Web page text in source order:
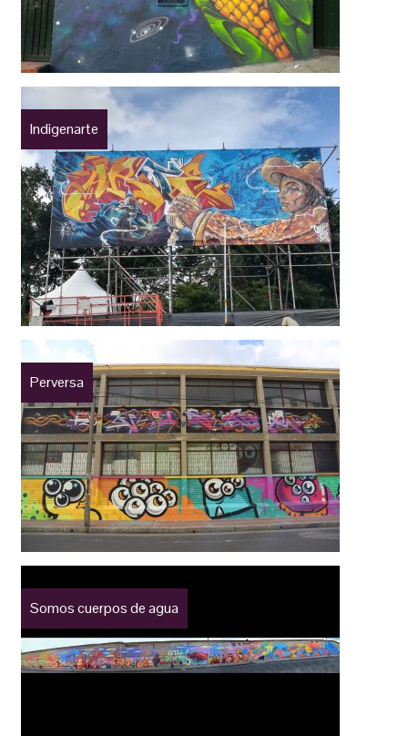
Indigenarte
Perversa
Somos cuerpos de agua